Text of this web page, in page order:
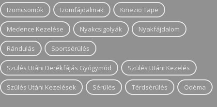
Izomcsomók Izomfájdalmak Kinezio Tape
Medence Kezelése Nyakcsigolyák Nyakfájdalom
Rándulás Sportsérülés
Szülés Utáni Derékfájás Gyógymód Szülés Utáni Kezelés
Szülés Utáni Kezelések Sérülés Térdsérülés Ödéma